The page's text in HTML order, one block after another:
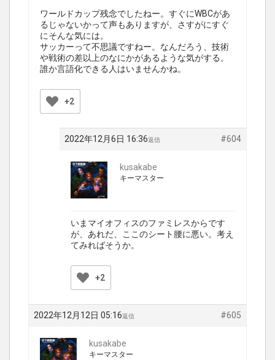
ワールドカップ残念でしたねー。すぐにWBCがあ
るじゃないかって声もありますが、さすがにすぐ
にそんな気には。
サッカーって不思議ですねー。なんだろう、技術
や戦術の差以上のなにかがあるような気がする。
誰か言語化できる人はいませんかね。
+2
2022年12月6日 16:36 #604
返信
kusakabe
キーマスター
いまマイオフィスのファミレスからです
が、あれだ、ここのシート腰に悪い。考え
てみればそうか。
+2
2022年12月12日 05:16 #605
返信
kusakabe
キーマスター